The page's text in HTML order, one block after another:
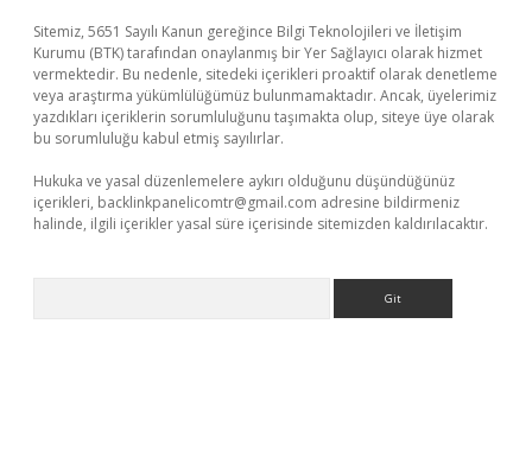
Sitemiz, 5651 Sayılı Kanun gereğince Bilgi Teknolojileri ve İletişim
Kurumu (BTK) tarafından onaylanmış bir Yer Sağlayıcı olarak hizmet
vermektedir. Bu nedenle, sitedeki içerikleri proaktif olarak denetleme
veya araştırma yükümlülüğümüz bulunmamaktadır. Ancak, üyelerimiz
yazdıkları içeriklerin sorumluluğunu taşımakta olup, siteye üye olarak
bu sorumluluğu kabul etmiş sayılırlar.
Hukuka ve yasal düzenlemelere aykırı olduğunu düşündüğünüz
içerikleri, backlinkpanelicomtr@gmail.com adresine bildirmeniz
halinde, ilgili içerikler yasal süre içerisinde sitemizden kaldırılacaktır.